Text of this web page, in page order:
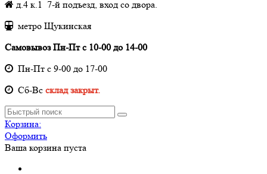
д.4 к.1 7-й подъезд, вход со двора.
метро Щукинская
Самовывоз Пн-Пт с 10-00 до 14-00
Пн-Пт с 9-00 до 17-00
Cб-Вс склад закрыт.
Корзина:
Оформить
Ваша корзина пуста